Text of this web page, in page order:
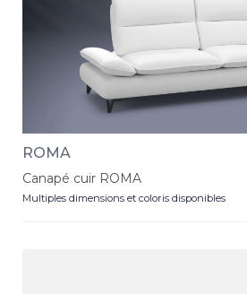
ROMA
Canapé cuir ROMA
Multiples dimensions et coloris disponibles